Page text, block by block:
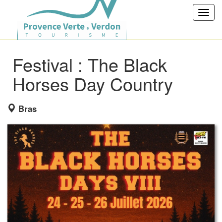
Festival : The Black
Horses Day Country
Bras